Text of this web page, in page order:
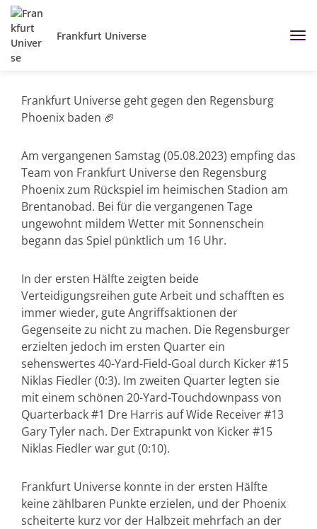
Frankfurt Universe
Frankfurt Universe geht gegen den Regensburg
Phoenix baden 🏈
Am vergangenen Samstag (05.08.2023) empfing das
Team von Frankfurt Universe den Regensburg
Phoenix zum Rückspiel im heimischen Stadion am
Brentanobad. Bei für die vergangenen Tage
ungewohnt mildem Wetter mit Sonnenschein
begann das Spiel pünktlich um 16 Uhr.
In der ersten Hälfte zeigten beide
Verteidigungsreihen gute Arbeit und schafften es
immer wieder, gute Angriffsaktionen der
Gegenseite zu nicht zu machen. Die Regensburger
erzielten jedoch im ersten Quarter ein
sehenswertes 40-Yard-Field-Goal durch Kicker #15
Niklas Fiedler (0:3). Im zweiten Quarter legten sie
mit einem schönen 20-Yard-Touchdownpass von
Quarterback #1 Dre Harris auf Wide Receiver #13
Gary Tyler nach. Der Extrapunkt von Kicker #15
Niklas Fiedler war gut (0:10).
Frankfurt Universe konnte in der ersten Hälfte
keine zählbaren Punkte erzielen, und der Phoenix
scheiterte kurz vor der Halbzeit mehrfach an der